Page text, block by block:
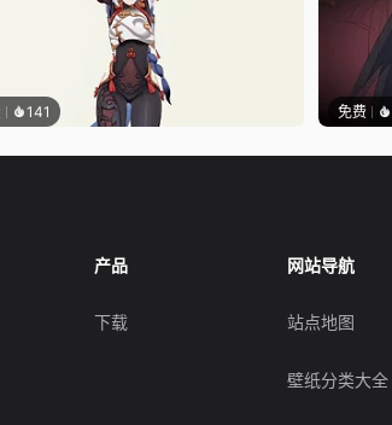
141 免费
产品
下载
网站导航
站点地图
壁纸分类大全